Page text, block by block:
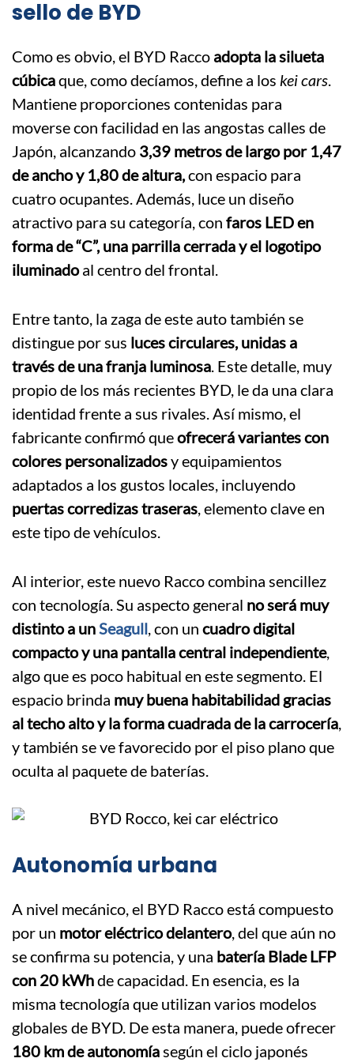
sello de BYD
Como es obvio, el BYD Racco adopta la silueta
cúbicaque, como decíamos, define a los kei cars.
Mantiene proporciones contenidas para
moverse con facilidad en las angostas calles de
Japón, alcanzando 3,39 metros de largo por 1,47
de ancho y 1,80 de altura,con espacio para
cuatro ocupantes. Además, luce un diseño
atractivo para su categoría, con faros LED en
forma de “C”, una parrilla cerrada y el logotipo
iluminadoal centro del frontal.
Entre tanto, la zaga de este auto también se
distingue por sus luces circulares, unidas a
través de una franja luminosa. Este detalle, muy
propio de los más recientes BYD, le da una clara
identidad frente a sus rivales. Así mismo, el
fabricante confirmó queofrecerá variantes con
colores personalizadosy equipamientos
adaptados a los gustos locales, incluyendo
puertas corredizas traseras, elemento clave en
este tipo de vehículos.
Al interior, este nuevo Racco combina sencillez
con tecnología. Su aspecto general no será muy
distinto a unSeagull, con un cuadro digital
compacto y una pantalla central independiente,
algo que es poco habitual en este segmento. El
espacio brinda muy buena habitabilidad gracias
al techo alto y la forma cuadrada de la carrocería,
y también se ve favorecido por el piso plano que
oculta al paquete de baterías.
Autonomía urbana
A nivel mecánico, el BYD Racco está compuesto
por un motor eléctrico delantero, del que aún no
se confirma su potencia, y una batería Blade LFP
con 20 kWhde capacidad. En esencia, es la
misma tecnología que utilizan varios modelos
globales de BYD. De esta manera, puede ofrecer
180 km de autonomíasegún el ciclo japonés